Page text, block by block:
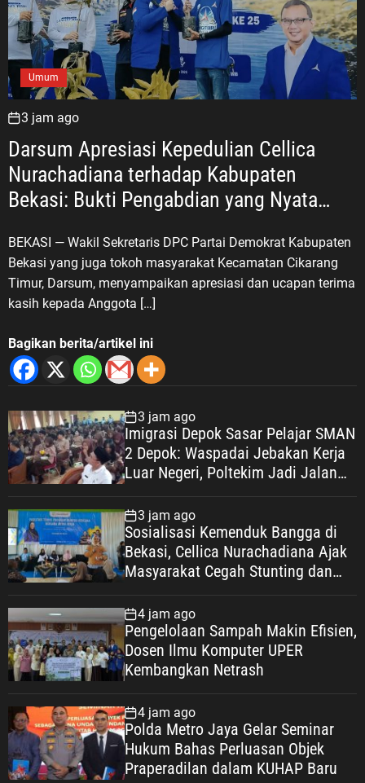
Umum
3 jam ago
Darsum Apresiasi Kepedulian Cellica
Nurachadiana terhadap Kabupaten
Bekasi: Bukti Pengabdian yang Nyata
BEKASI — Wakil Sekretaris DPC Partai Demokrat Kabupaten
Bekasi yang juga tokoh masyarakat Kecamatan Cikarang
Timur, Darsum, menyampaikan apresiasi dan ucapan terima
kasih kepada Anggota […]
Bagikan berita/artikel ini
3 jam ago
Imigrasi Depok Sasar Pelajar SMAN
2 Depok: Waspadai Jebakan Kerja
Luar Negeri, Poltekim Jadi Jalan
3 jam ago
Sosialisasi Kemenduk Bangga di
Bekasi, Cellica Nurachadiana Ajak
Masyarakat Cegah Stunting dan
4 jam ago
Pengelolaan Sampah Makin Efisien,
Dosen Ilmu Komputer UPER
Kembangkan Netrash
4 jam ago
Polda Metro Jaya Gelar Seminar
Hukum Bahas Perluasan Objek
Praperadilan dalam KUHAP Baru